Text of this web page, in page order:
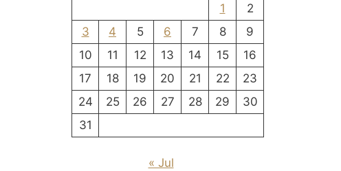
1
2
3
4 5 6 7 8
9
10
11 12 13 14 15
16
17
18 19 20 21 22
23
24
25 26 27 28 29
30
31
« Jul